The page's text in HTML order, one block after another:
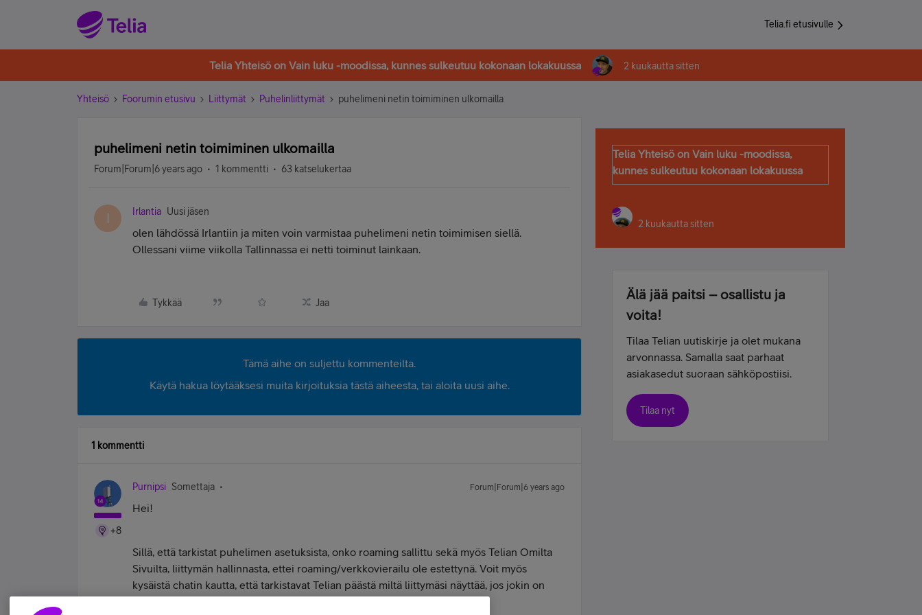
Telia.fi etusivulle
Telia Yhteisö on Vain luku -moodissa, kunnes sulkeutuu kokonaan lokakuussa 2 kuukautta sitten
Yhteisö Foorumin etusivu Liittymät Puhelinliittymät puhelimeni netin toimiminen ulkomailla
puhelimeni netin toimiminen ulkomailla
Forum|Forum|6 years ago 1 kommentti 63 katselukertaa
I Irlantia Uusi jäsen
olen lähdössä Irlantiin ja miten voin varmistaa puhelimeni netin toimimisen siellä.
Ollessani viime viikolla Tallinnassa ei netti toiminut lainkaan.
Tykkää Jaa
Tämä aihe on suljettu kommenteilta.
Käytä hakua löytääksesi muita kirjoituksia tästä aiheesta, tai aloita uusi aihe.
1 kommentti
+8
Purnipsi Somettaja Forum|Forum|6 years ago
Hei!
Sillä, että tarkistat puhelimen asetuksista, onko roaming sallittu sekä myös Telian Omilta
Sivuilta, liittymän hallinnasta, ettei roaming/verkkovierailu ole estettynä. Voit myös
kysäistä chatin kautta, että tarkistavat Telian päästä miltä liittymäsi näyttää, jos jokin on
Telia Yhteisö on Vain luku -moodissa,
kunnes sulkeutuu kokonaan lokakuussa
2 kuukautta sitten
Älä jää paitsi – osallistu ja
voita!
Tilaa Telian uutiskirje ja olet mukana
arvonnassa. Samalla saat parhaat
asiakasedut suoraan sähköpostiisi.
Tilaa nyt